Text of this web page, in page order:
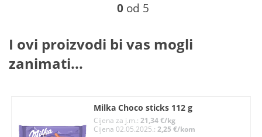
0 od 5
I ovi proizvodi bi vas mogli
zanimati...
Milka Choco sticks 112 g
Cijena za j.m.:21,34 €/kg
Cijena 02.05.2025.:2,25 €/kom